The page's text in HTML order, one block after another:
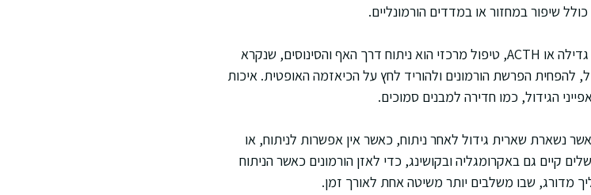
שיפור במחזור או במדדים הורמונליים.
בגידולים אחרים, במיוחד כאלה שמפרישים הורמון גדילה או ACTH, טיפול מרכזי הוא ניתוח דרך האף והסינוסים, שנקרא
להפחית הפרשת הורמונים ולהוריד לחץ על הכיאזמה האופטית. איכות
הגידול, כמו חדירה למבנים סמוכים.
נשארת שארית גידול לאחר ניתוח, כאשר אין אפשרות לניתוח, או
קיים גם באקרומגליה ובקושינג, כדי לאזן הורמונים כאשר הניתוח
מדורג, שבו משלבים יותר משיטה אחת לאורך זמן.